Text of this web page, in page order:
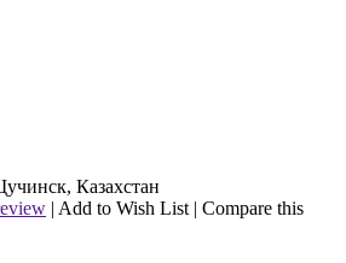
Казахстан
| Add to Wish List | Compare this